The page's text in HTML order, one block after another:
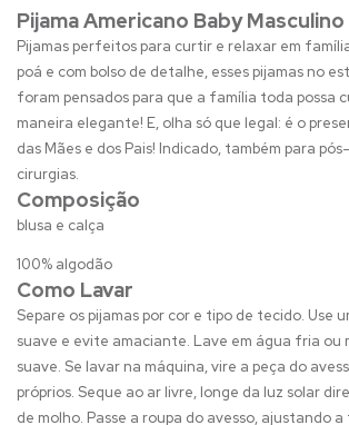
Pijama Americano Baby
Pijamas perfeitos para curtir e relaxar em
poá e com bolso de detalhe, esses pijamas no
foram pensados para que a família toda possa
maneira elegante! E, olha só que legal: é o
das Mães e dos Pais! Indicado, também para
cirurgias.
Composição
blusa e calça
100% algodão
Como Lavar
Separe os pijamas por cor e tipo de tecido. Use
suave e evite amaciante. Lave em água fria ou
suave. Se lavar na máquina, vire a peça do
próprios. Seque ao ar livre, longe da luz solar
de molho. Passe a roupa do avesso, ajustando